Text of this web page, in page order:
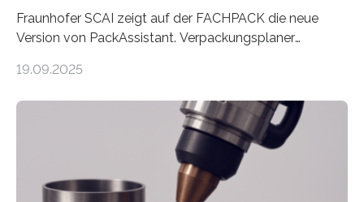
Fraunhofer SCAI zeigt auf der FACHPACK die neue
Version von PackAssistant. Verpackungsplaner
Automobil, Maschinenbau und in der Zulieferindustrie.
Teile als eine Einheit verpacken. Die Anordnung kann
der Benutzer vorgeben und erhält so mehr Kontrolle
über die Positionierung der Bauteile. Die ebenfalls neue
Automatisierungsschnittstelle dient dazu, die Software
besser in spezifische Unternehmensprozesse
19.09.2025